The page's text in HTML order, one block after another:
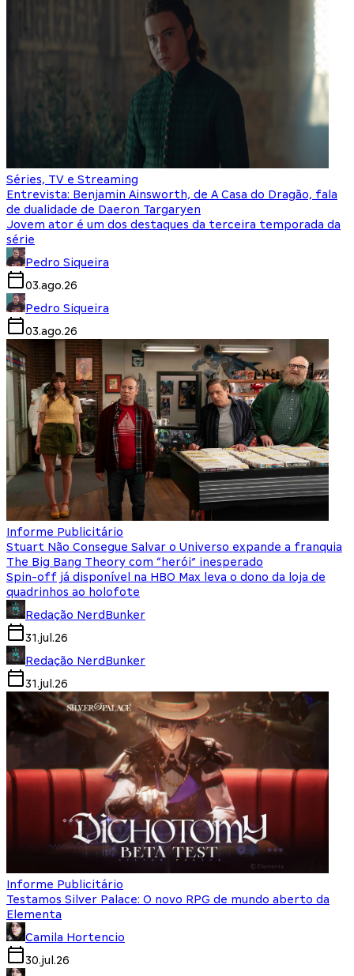
Séries, TV e Streaming
Entrevista: Benjamin Ainsworth, de A Casa do Dragão, fala
de dualidade de Daeron Targaryen
Jovem ator é um dos destaques da terceira temporada da
série
Pedro Siqueira
03.ago.26
Pedro Siqueira
03.ago.26
Informe Publicitário
Stuart Não Consegue Salvar o Universo expande a franquia
The Big Bang Theory com “herói” inesperado
Spin-off já disponível na HBO Max leva o dono da loja de
quadrinhos ao holofote
Redação NerdBunker
31.jul.26
Redação NerdBunker
31.jul.26
Informe Publicitário
Testamos Silver Palace: O novo RPG de mundo aberto da
Elementa
Camila Hortencio
30.jul.26